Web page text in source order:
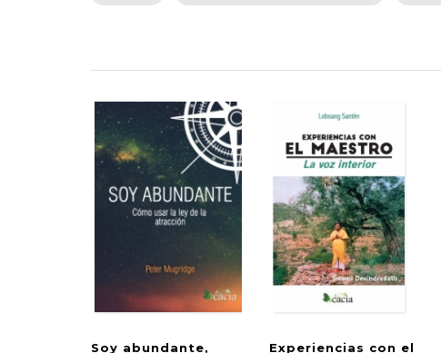
Soy abundante,
Experiencias con el